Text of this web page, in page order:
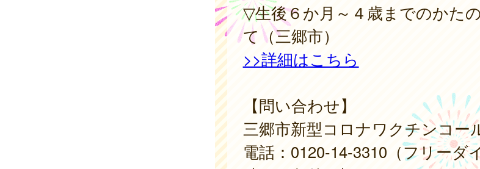
▽生後６か月～４歳までのかた
て（三郷市）
>>詳細はこちら
【問い合わせ】
三郷市新型コロナワクチンコー
電話：0120-14-3310（フリーダ